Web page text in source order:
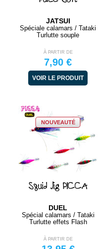
JATSUI
Spéciale calamars / Tataki
Turlutte souple
À PARTIR DE
7,90 €
VOIR LE PRODUIT
NOUVEAUTÉ
Squid Jig PICCA
DUEL
Spécial calamars / Tataki
Turlutte effets Flash
À PARTIR DE